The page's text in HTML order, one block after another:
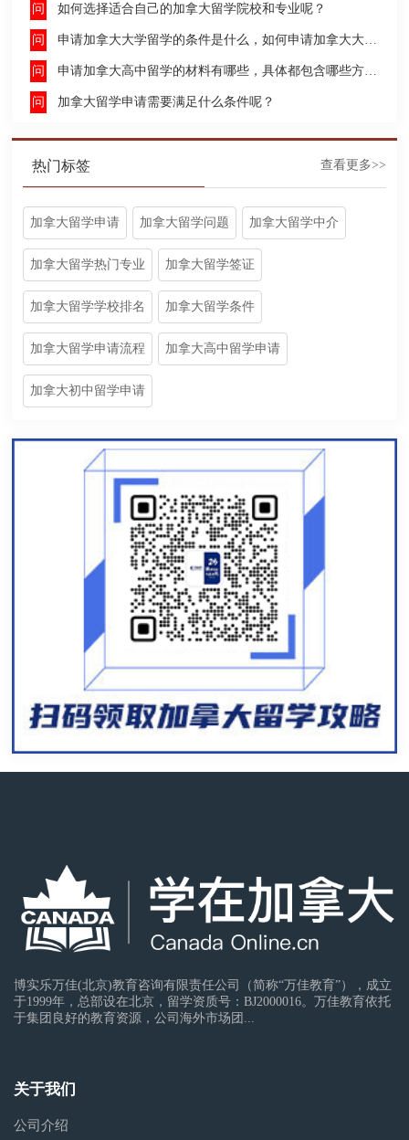
如何选择适合自己的加拿大留学院校和专业呢？
申请加拿大大学留学的条件是什么，如何申请加拿大大学留学，留学的费用及签证申请流程是什么？
申请加拿大高中留学的材料有哪些，具体都包含哪些方面呢？
加拿大留学申请需要满足什么条件呢？
热门标签 查看更多>>
加拿大留学申请 加拿大留学问题 加拿大留学中介
加拿大留学热门专业 加拿大留学签证
加拿大留学学校排名 加拿大留学条件
加拿大留学申请流程 加拿大高中留学申请
加拿大初中留学申请
博实乐万佳(北京)教育咨询有限责任公司（简称“万佳教育”），成立
于1999年，总部设在北京，留学资质号：BJ2000016。万佳教育依托
于集团良好的教育资源，公司海外市场团...
关于我们
公司介绍